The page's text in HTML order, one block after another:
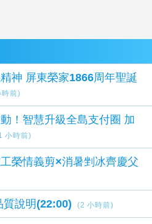
神 屏東榮家1866周年聖誕
前)
！智慧升級全島支付圈 加
小時前)
榮情義剪×消暑剉冰齊慶父
質說明(22:00) (2 小時前)